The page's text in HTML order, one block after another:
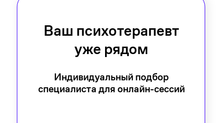
Ваш психотерапевт
уже рядом
Индивидуальный подбор
специалиста для онлайн-сессий